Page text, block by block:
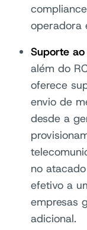
operadora
Suporte
além do
oferece
envio de
desde a
no
efetivo a
empresas
adicional.